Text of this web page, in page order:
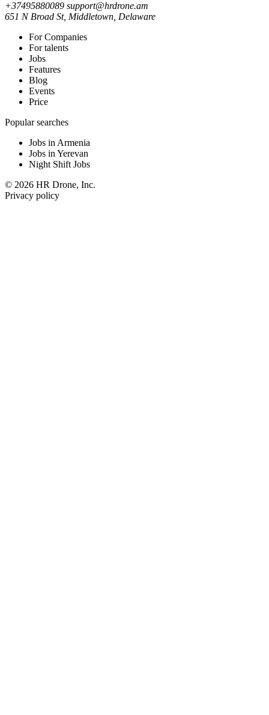
+37495880089 support@hrdrone.am
651 N Broad St, Middletown, Delaware
For Companies
For talents
Jobs
Features
Blog
Events
Price
Popular searches
Jobs in Armenia
Jobs in Yerevan
Night Shift Jobs
© 2026 HR Drone, Inc.
Privacy policy